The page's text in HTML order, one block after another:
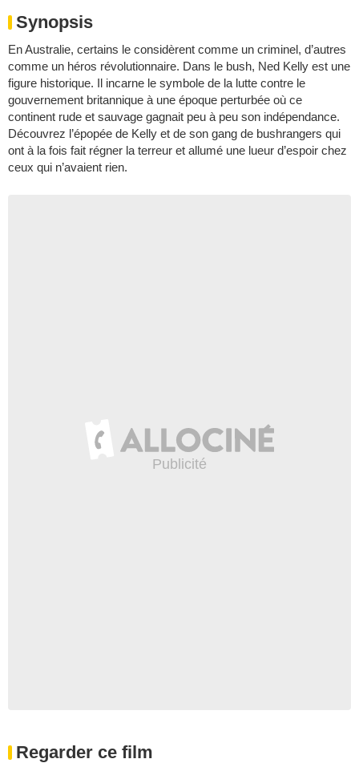
Synopsis
En Australie, certains le considèrent comme un criminel, d’autres
comme un héros révolutionnaire. Dans le bush, Ned Kelly est une
figure historique. Il incarne le symbole de la lutte contre le
gouvernement britannique à une époque perturbée où ce
continent rude et sauvage gagnait peu à peu son indépendance.
Découvrez l’épopée de Kelly et de son gang de bushrangers qui
ont à la fois fait régner la terreur et allumé une lueur d’espoir chez
ceux qui n’avaient rien.
Regarder ce film